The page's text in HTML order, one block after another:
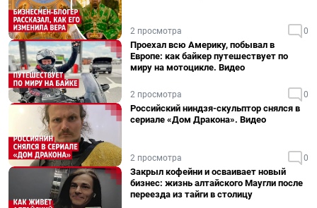
2 просмотра 0
Проехал всю Америку, побывал в
Европе: как байкер путешествует по
миру на мотоцикле. Видео
2 просмотра 0
Российский ниндзя-скульптор снялся в
сериале «Дом Дракона». Видео
2 просмотра 0
Закрыл кофейни и осваивает новый
бизнес: жизнь алтайского Маугли после
переезда из тайги в столицу